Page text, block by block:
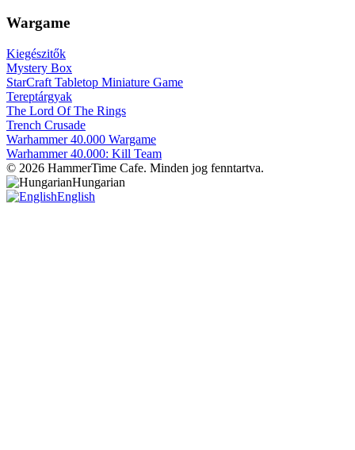
Wargame
Kiegészitők
Mystery Box
StarCraft Tabletop Miniature Game
Tereptárgyak
The Lord Of The Rings
Trench Crusade
Warhammer 40.000 Wargame
Warhammer 40.000: Kill Team
© 2026 HammerTime Cafe. Minden jog fenntartva.
Hungarian
English